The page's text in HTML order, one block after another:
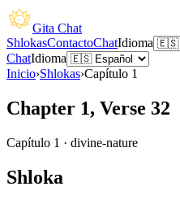
Gita Chat
ShlokasContactoChatIdioma
ChatIdioma
Inicio›Shlokas›Capítulo 1
Chapter 1, Verse 32
Capítulo 1 · divine-nature
Shloka